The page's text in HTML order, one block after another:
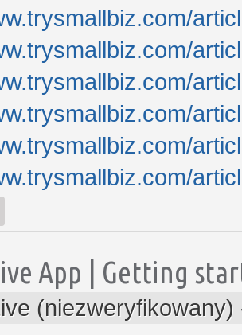
App | Getting
(niezweryfikowany)